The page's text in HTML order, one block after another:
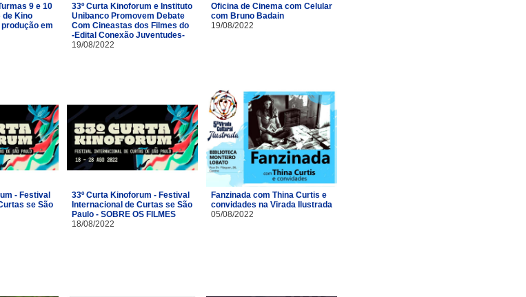
9 e 10
de Kino
em
33º Curta Kinoforum e Instituto
Unibanco Promovem Debate
Com Cineastas dos Filmes do
-Edital Conexão Juventudes-
19/08/2022
Oficina de Cinema com Celular
com Bruno Badain
19/08/2022
- Festival
se São
33º Curta Kinoforum - Festival
Internacional de Curtas se São
Paulo - SOBRE OS FILMES
18/08/2022
Fanzinada com Thina Curtis e
convidades na Virada Ilustrada
05/08/2022